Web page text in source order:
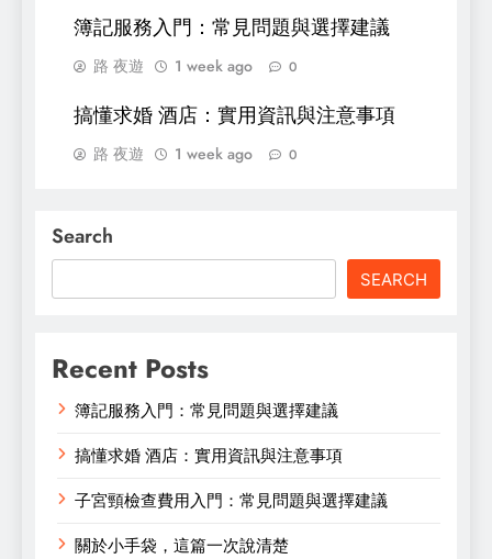
簿記服務入門：常見問題與選擇建議
路 夜遊 1 week ago 0
搞懂求婚 酒店：實用資訊與注意事項
路 夜遊 1 week ago 0
Search
SEARCH
Recent Posts
簿記服務入門：常見問題與選擇建議
搞懂求婚 酒店：實用資訊與注意事項
子宮頸檢查費用入門：常見問題與選擇建議
關於小手袋，這篇一次說清楚